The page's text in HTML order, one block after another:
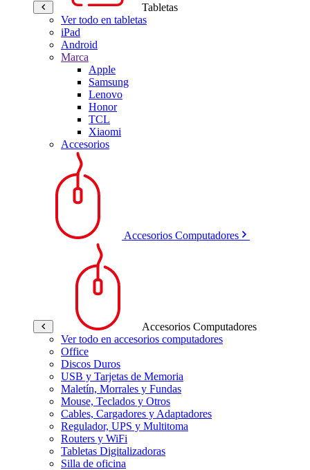
Tabletas
Ver todo en tabletas
iPad
Android
Marca
Apple
Samsung
Lenovo
Honor
TCL
Xiaomi
Accesorios
Accesorios Computadores
Accesorios Computadores
Ver todo en accesorios computadores
Office
Discos Duros
USB y Tarjetas de Memoria
Maletín, Morrales y Fundas
Mouse, Teclados y Otros
Cables, Cargadores y Adaptadores
Regulador, UPS y Multitoma
Routers y WiFi
Tabletas Digitalizadoras
Silla de oficina